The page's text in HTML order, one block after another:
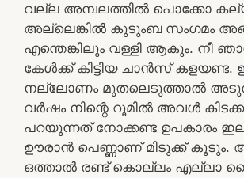
വല്ല അമ്പലത്തിൽ പൊക്കോ
അല്ലെങ്കിൽ കുടുംബ സംഗമം
എന്തെങ്കിലും വള്ളി ആകും. നീ
കേൾക്ക് കിട്ടിയ ചാൻസ് കളയണ്ട.
നല്ലോണം മുതലെടുത്താൽ
വർഷം നിന്റെ റൂമിൽ അവൾ
പറയുന്നത് നോക്കണ്ട ഉപകാരം
ഊരാൻ പെണ്ണാണ് മിടുക്ക് കൂടും.
ഒത്താൽ രണ്ട് കൊല്ലം എല്ലാ